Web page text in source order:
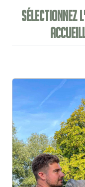
Sélectionnez